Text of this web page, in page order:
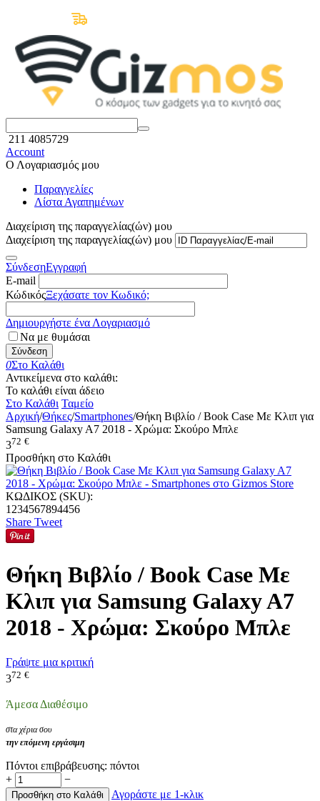
211 4085729
Account
Ο Λογαριασμός μου
Παραγγελίες
Λίστα Αγαπημένων
Διαχείριση της παραγγελίας(ών) μου
Διαχείριση της παραγγελίας(ών) μου
ΣύνδεσηΕγγραφή
E-mail
ΚώδικόςΞεχάσατε τον Κωδικό;
Δημιουργήστε ένα Λογαριασμό
Να με θυμάσαι
Σύνδεση
0Στο Καλάθι
Αντικείμενα στο καλάθι:
Το καλάθι είναι άδειο
Στο Καλάθι Ταμείο
Αρχική/Θήκες/Smartphones/Θήκη Βιβλίο / Book Case Με Κλιπ για
Samsung Galaxy A7 2018 - Χρώμα: Σκούρο Μπλε
372 €
Προσθήκη στο Καλάθι
ΚΩΔΙΚΟΣ (SKU):
1234567894456
Share Tweet
Θήκη Βιβλίο / Book Case Με
Κλιπ για Samsung Galaxy A7
2018 - Χρώμα: Σκούρο Μπλε
Γράψτε μια κριτική
372 €
Άμεσα Διαθέσιμο
στα χέρια σου
την επόμενη εργάσιμη
Πόντοι επιβράβευσης: πόντοι
+
−
Προσθήκη στο Καλάθι
Αγοράστε με 1-κλικ